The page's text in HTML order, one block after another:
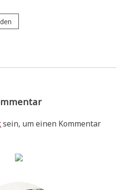
sein, um einen Kommentar